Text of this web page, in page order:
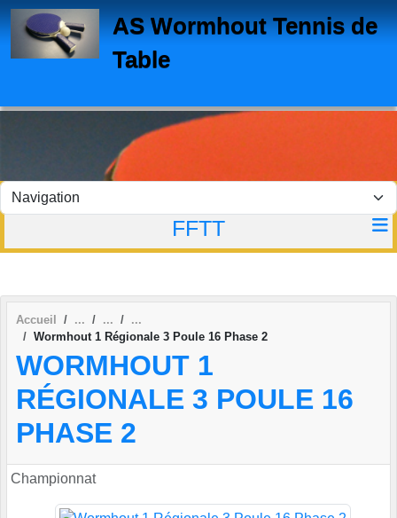
AS Wormhout Tennis de
Table
FFTT
Accueil
Wormhout 1 Régionale 3 Poule 16 Phase 2
WORMHOUT 1
RÉGIONALE 3 POULE 16
PHASE 2
Championnat
Panneau de gestion des cookies